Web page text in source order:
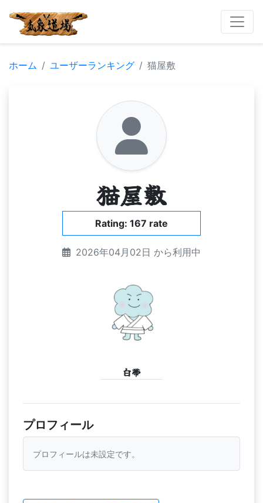
ホーム ユーザーランキング 猫屋敷
猫屋敷
Rating: 167 rate
2026年04月02日 から利用中
白帯
プロフィール
プロフィールは未設定です。